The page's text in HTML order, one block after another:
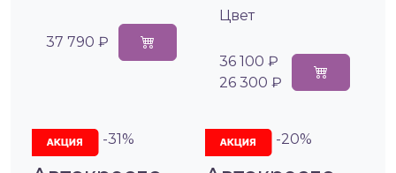
37 790 ₽
Цвет
36 100 ₽
26 300 ₽
-31% -20%